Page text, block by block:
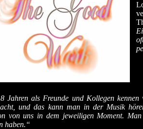
8 Jahren als Freunde und Kollegen
und das kann man in der Musik
von uns in dem jeweiligen Moment.
haben.“